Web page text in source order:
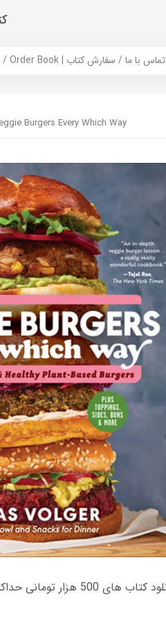
Contact Us / Order Book | تماس با ما / سفارش کتاب
Burgers Every Which Way